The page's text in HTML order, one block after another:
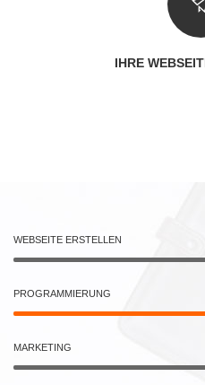
IHRE
WEBSEITE ERSTELLEN
PROGRAMMIERUNG
MARKETING